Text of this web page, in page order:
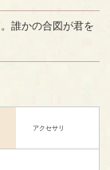
誰かの合図が君を
アクセサリ